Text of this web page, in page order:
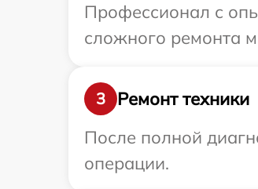
Профессионал с
сложного ремонта
3
Ремонт техники
После полной
операции.